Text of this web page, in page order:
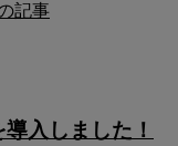
記事
入しました！